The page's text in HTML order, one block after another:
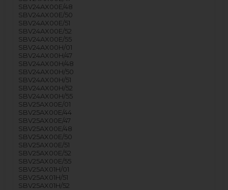
SBV24AX00E/48
SBV24AX00E/50
SBV24AX00E/51
SBV24AX00E/52
SBV24AX00E/55
SBV24AX00H/01
SBV24AX00H/47
SBV24AX00H/48
SBV24AX00H/50
SBV24AX00H/51
SBV24AX00H/52
SBV24AX00H/55
SBV25AX00E/01
SBV25AX00E/44
SBV25AX00E/47
SBV25AX00E/48
SBV25AX00E/50
SBV25AX00E/51
SBV25AX00E/52
SBV25AX00E/55
SBV25AX01H/01
SBV25AX01H/51
SBV25AX01H/52